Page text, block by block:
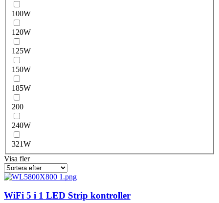
100W
120W
125W
150W
185W
200
240W
321W
Visa fler
WiFi 5 i 1 LED Strip kontroller